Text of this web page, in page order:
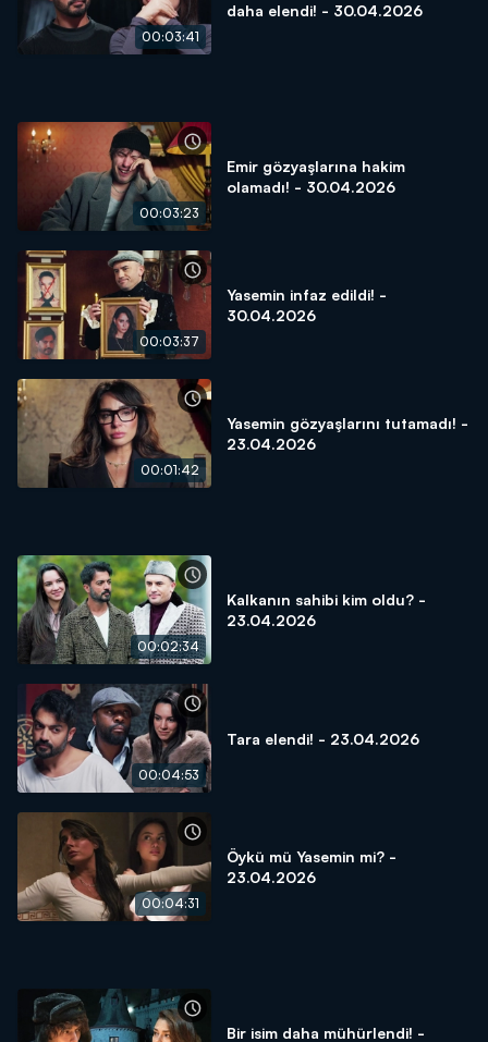
00:03:41
daha elendi! - 30.04.2026
00:03:23
Emir gözyaşlarına hakim
olamadı! - 30.04.2026
00:03:37
Yasemin infaz edildi! -
30.04.2026
00:01:42
Yasemin gözyaşlarını tutamadı! -
23.04.2026
00:02:34
Kalkanın sahibi kim oldu? -
23.04.2026
00:04:53
Tara elendi! - 23.04.2026
00:04:31
Öykü mü Yasemin mi? -
23.04.2026
Bir isim daha mühürlendi! -